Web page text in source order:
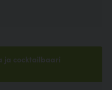
ja cocktailbaari